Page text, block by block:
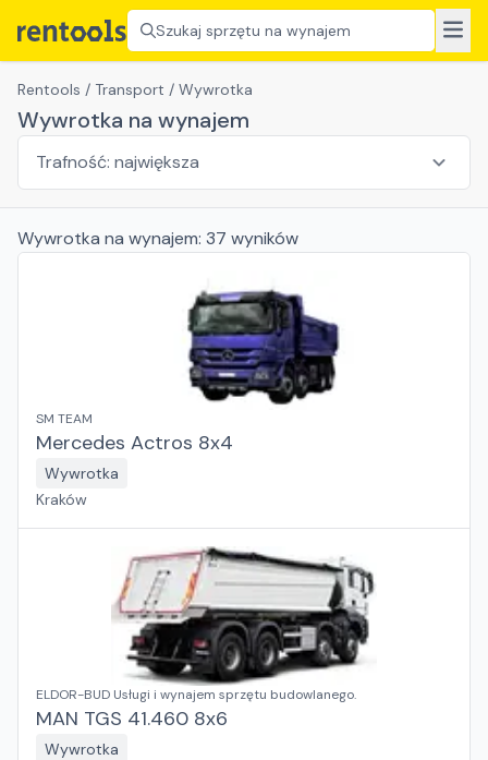
Szukaj sprzętu na wynajem
Rentools / Transport / Wywrotka
Wywrotka na wynajem
Wywrotka na wynajem: 37 wyników
SM TEAM
Mercedes Actros 8x4
Wywrotka
Kraków
ELDOR-BUD Usługi i wynajem sprzętu budowlanego.
MAN TGS 41.460​ 8x6
Wywrotka